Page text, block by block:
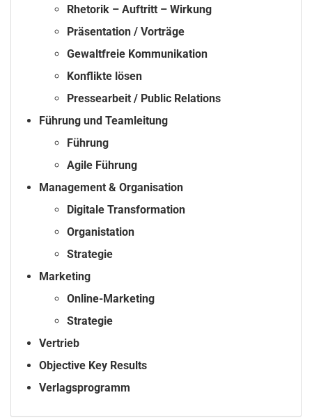
Rhetorik – Auftritt – Wirkung
Präsentation / Vorträge
Gewaltfreie Kommunikation
Konflikte lösen
Pressearbeit / Public Relations
Führung und Teamleitung
Führung
Agile Führung
Management & Organisation
Digitale Transformation
Organistation
Strategie
Marketing
Online-Marketing
Strategie
Vertrieb
Objective Key Results
Verlagsprogramm